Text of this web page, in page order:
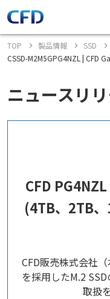
TOP 製品情報
SSD
CSSD-M2M5GPG4NZL | CFD
ニュースリ
CFD
(4TB、2TB
CFD販売株式会社
を採用したM.2
取扱